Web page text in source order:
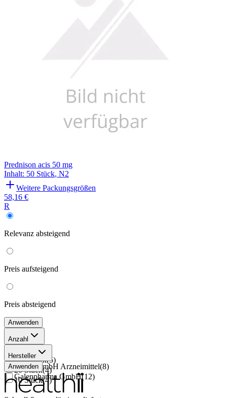
Prednison acis 50 mg
Inhalt: 50 Stück, N2
Weitere Packungsgrößen
58,16 €
R
Relevanz absteigend
Preis aufsteigend
Preis absteigend
Anwenden
Anzahl
50 Stück (7
100 Stück(5)
20 Stück(4)
10 Stück(4)
Hersteller
MIBE GmbH Arzneimittel(8)
Galenpharma GmbH(12)
Anwenden